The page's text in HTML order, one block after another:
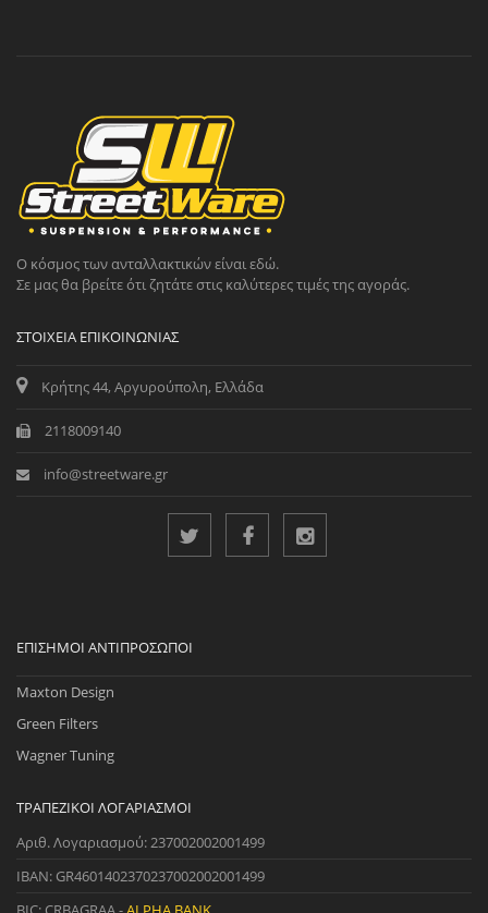
Ο κόσμος των ανταλλακτικών είναι εδώ.
Σε μας θα βρείτε ότι ζητάτε στις καλύτερες τιμές της αγοράς.
ΣΤΟΙΧΕΊΑ ΕΠΙΚΟΙΝΩΝΊΑΣ
Κρήτης 44, Αργυρούπολη, Ελλάδα
2118009140
info@streetware.gr
ΕΠΊΣΗΜΟΙ ΑΝΤΙΠΡΌΣΩΠΟΙ
Maxton Design
Green Filters
Wagner Tuning
ΤΡΑΠΕΖΙΚΟΊ ΛΟΓΑΡΙΑΣΜΟΊ
Αριθ. Λογαριασμού: 237002002001499
IBAN: GR4601402370237002002001499